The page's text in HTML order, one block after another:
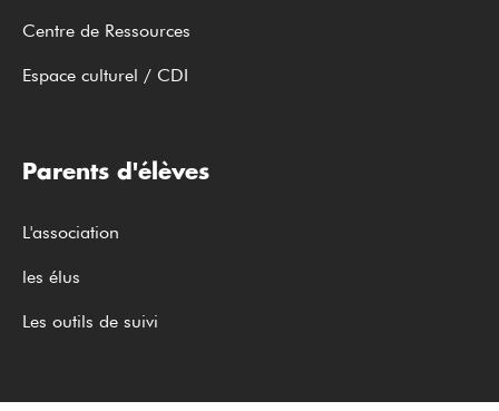
Centre de Ressources
Espace culturel / CDI
Parents d'élèves
L'association
les élus
Les outils de suivi